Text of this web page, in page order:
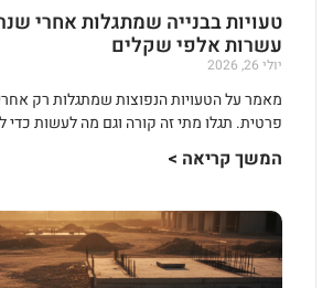
טעויות בבנייה שמתגלות אחרי
עשרות אלפי שקלים
יולי 26, 2026
מאמר על הטעויות הנפוצות שמתגלות רק
פרטית. תגלו מתי זה קורה וגם מה לעשות
המשך קריאה >